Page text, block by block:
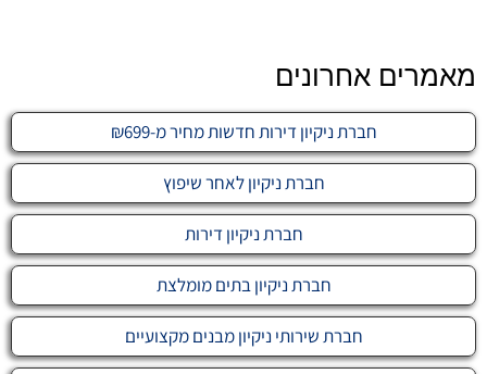
מאמרים אחרונים
חברת ניקיון דירות חדשות מחיר מ-₪699
חברת ניקיון לאחר שיפוץ
חברת ניקיון דירות
חברת ניקיון בתים מומלצת
חברת שירותי ניקיון מבנים מקצועיים